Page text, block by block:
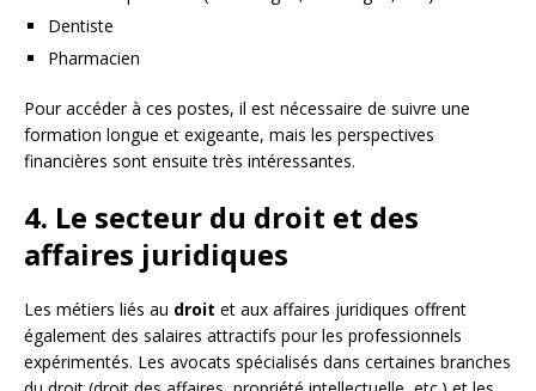
Dentiste
Pharmacien
Pour accéder à ces postes, il est nécessaire de suivre une
formation longue et exigeante, mais les perspectives
financières sont ensuite très intéressantes.
4. Le secteur du droit et des
affaires juridiques
Les métiers liés au droit et aux affaires juridiques offrent
également des salaires attractifs pour les professionnels
expérimentés. Les avocats spécialisés dans certaines branches